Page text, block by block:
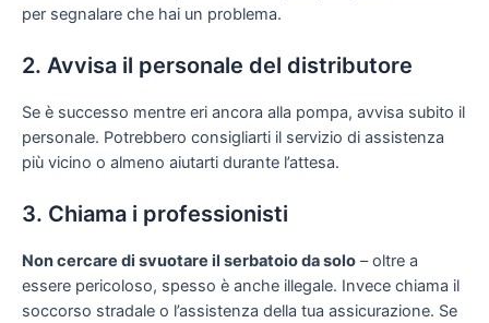
per segnalare che hai un problema.
2. Avvisa il personale del distributore
Se è successo mentre eri ancora alla pompa, avvisa subito il
personale. Potrebbero consigliarti il servizio di assistenza
più vicino o almeno aiutarti durante l’attesa.
3. Chiama i professionisti
Non cercare di svuotare il serbatoio da solo – oltre a
essere pericoloso, spesso è anche illegale. Invece chiama il
soccorso stradale o l’assistenza della tua assicurazione. Se